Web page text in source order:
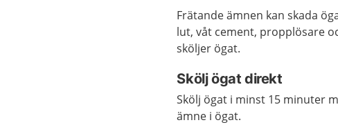
Frätande ämnen kan skada
lut, våt cement, propplösare
sköljer ögat.
Skölj ögat direkt
Skölj ögat i minst 15 minuter
ämne i ögat.